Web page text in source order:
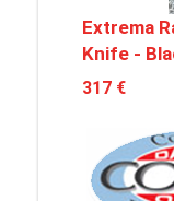
Extrema
Knife -
317 €